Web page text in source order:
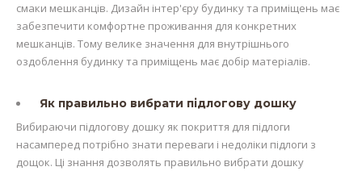
смаки мешканців. Дизайн інтер'єру будинку та приміщень має
забезпечити комфортне проживання для конкретних
мешканців. Тому велике значення для внутрішнього
оздоблення будинку та приміщень має добір матеріалів.
Як правильно вибрати підлогову дошку
Вибираючи підлогову дошку як покриття для підлоги
насамперед потрібно знати переваги і недоліки підлоги з
дощок. Ці знання дозволять правильно вибрати дошку